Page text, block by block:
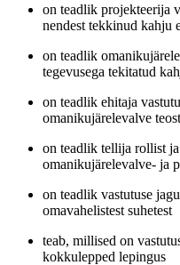
on teadlik projekteerija
nendest tekkinud kahju
on teadlik
tegevusega tekitatud
on teadlik ehitaja
omanikujärelevalve
on teadlik tellija rollist ja
omanikujärelevalve- ja
on teadlik vastutuse
omavahelistest suhetest
teab, millised on
kokkulepped lepingus